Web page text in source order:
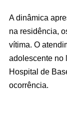
A dinâmica
na residência,
vítima. O
adolescente no
Hospital de
ocorrência.